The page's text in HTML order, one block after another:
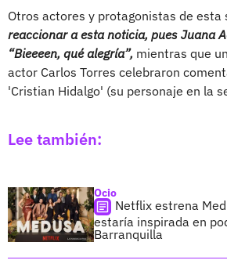
Otros actores y protagonistas de esta
reaccionar a esta noticia, pues Juana
“Bieeeen, qué alegría”, mientras que
actor Carlos Torres celebraron
'Cristian Hidalgo' (su personaje en la
Lee también:
Ocio
Netflix estrena
estaría inspirada en
Barranquilla